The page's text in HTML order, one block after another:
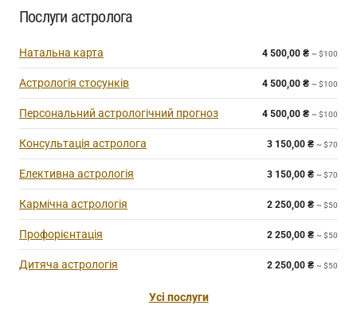
Послуги астролога
Натальна карта 4 500,00 ₴ ~ $100
Астрологія стосунків 4 500,00 ₴ ~ $100
Персональний астрологічний прогноз 4 500,00 ₴ ~ $100
Консультація астролога 3 150,00 ₴ ~ $70
Елективна астрологія 3 150,00 ₴ ~ $70
Кармічна астрологія 2 250,00 ₴ ~ $50
Профорієнтація 2 250,00 ₴ ~ $50
Дитяча астрологія 2 250,00 ₴ ~ $50
Усі послуги